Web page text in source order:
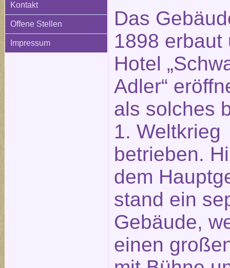
Kontakt
Offene Stellen
Impressum
Das
1898 erbaut
Hotel
Adler“
als solches
1. Weltkrieg
betrieben.
dem
stand ein
Gebäude,
einen